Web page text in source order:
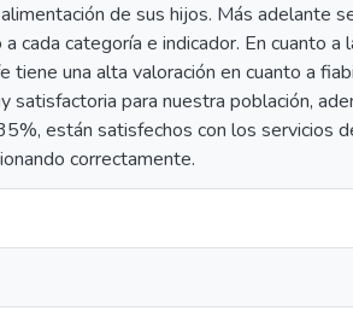
de sus hijos. Más adelante
cada categoría e indicador. En cuanto a
una alta valoración en cuanto a
para nuestra población,
están satisfechos con los servicios
correctamente.